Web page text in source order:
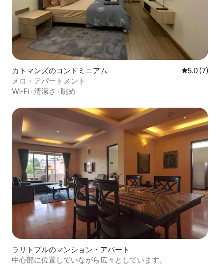
カトマンズのコンドミニアム レビュー7
5.0 (7)
メロ・アパートメント
Wi-Fi · 清潔さ · 眺め
ラリトプルのマンション・アパート
中心部に位置していながら広々としています。